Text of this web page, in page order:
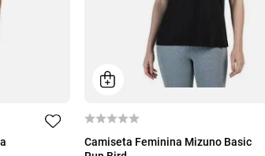
P
Camiseta Feminina Mizuno Basic